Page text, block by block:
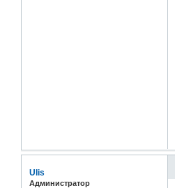
Ulis
Администратор